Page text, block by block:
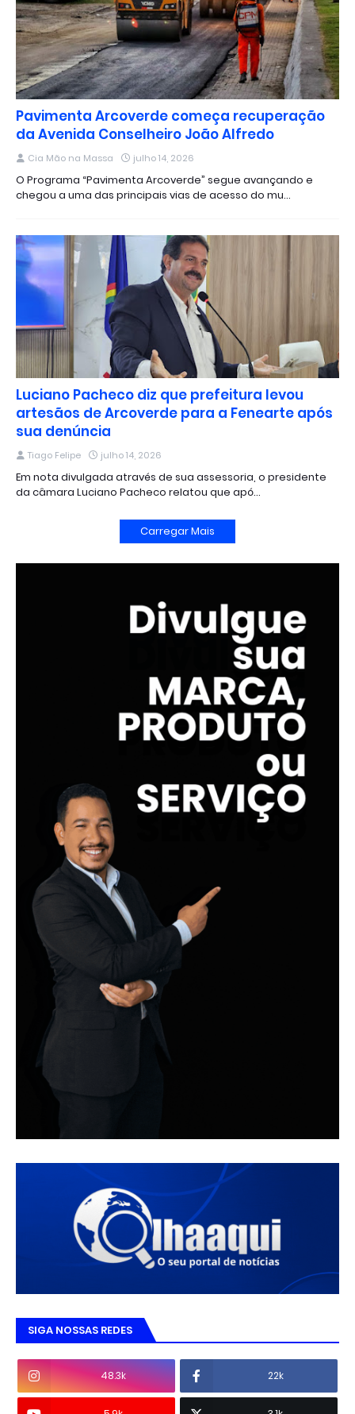
Pavimenta Arcoverde começa recuperação
da Avenida Conselheiro João Alfredo
Cia Mão na Massa julho 14, 2026
O Programa “Pavimenta Arcoverde” segue avançando e
chegou a uma das principais vias de acesso do mu…
Luciano Pacheco diz que prefeitura levou
artesãos de Arcoverde para a Fenearte após
sua denúncia
Tiago Felipe julho 14, 2026
Em nota divulgada através de sua assessoria, o presidente
da câmara Luciano Pacheco relatou que apó…
Carregar Mais
SIGA NOSSAS REDES
48.3k 22k